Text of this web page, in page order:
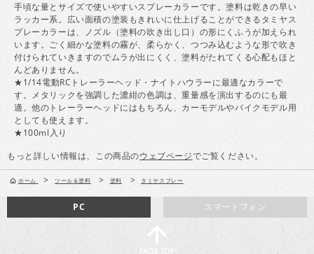
手頃な量とサイズで使いやすいスプレーカラーです。塗料は乾きの早い
ラッカー系。広い面積の塗装もきれいに仕上げることができるタミヤス
プレーカラーは、ノズル（塗料の吹き出し口）の形にくふうが加えられ
います。ごく細かな塗料の霧が、柔らかく、つつみ込むような形で吹き
付けられていきますのでムラが出にくく、塗料がたれてくる心配もほと
んどありません。
★1/14電動RCトレーラーヘッド・ナイトハウラーに最適なカラーで
す。メタリックを強調した濃紺の色調は、重量感を演出するのにも最
適。他のトレーラーヘッドにはもちろん、カーモデルやバイクモデル用
としても使えます。
★100ml入り
もっと詳しい情報は、この商品のウェブページでご覧ください。
ホーム > ツール＆塗料 > 塗料 > タミヤスプレー
スマートフォン
PC